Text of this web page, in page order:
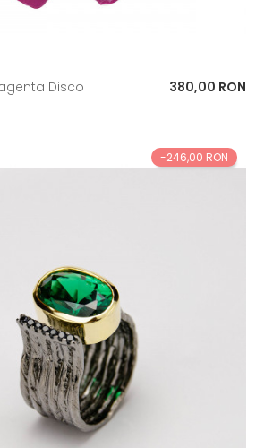
Disco Pret
380,00 RON
-246,00 RON